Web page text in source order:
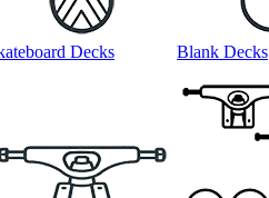
Decks Blank Decks